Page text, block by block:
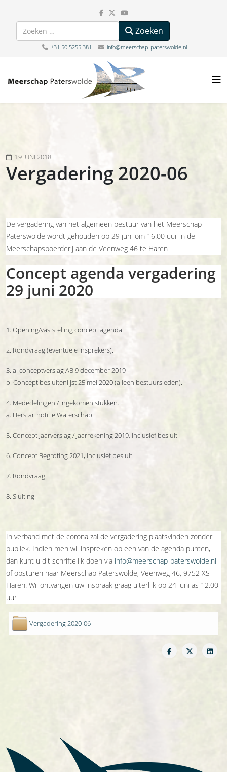
Zoeken Zoeken
+31 50 5255 381 info@meerschap-paterswolde.nl
19 JUNI 2018
Vergadering 2020-06
De vergadering van het algemeen bestuur van het Meerschap
Paterswolde wordt gehouden op 29 juni om 16.00 uur in de
Meerschapsboerderij aan de Veenweg 46 te Haren
Concept agenda vergadering
29 juni 2020
1. Opening/vaststelling concept agenda.
2. Rondvraag (eventuele insprekers).
3. a. conceptverslag AB 9 december 2019
b. Concept besluitenlijst 25 mei 2020 (alleen bestuursleden).
4. Mededelingen / Ingekomen stukken.
a. Herstartnotitie Waterschap
5. Concept Jaarverslag / Jaarrekening 2019, inclusief besluit.
6. Concept Begroting 2021, inclusief besluit.
7. Rondvraag.
8. Sluiting.
In verband met de corona zal de vergadering plaatsvinden zonder
publiek. Indien men wil inspreken op een van de agenda punten,
dan kunt u dit schriftelijk doen via info@meerschap-paterswolde.nl
of opsturen naar Meerschap Paterswolde, Veenweg 46, 9752 XS
Haren. Wij ontvangen uw inspraak graag uiterlijk op 24 juni as 12.00
uur
Vergadering 2020-06